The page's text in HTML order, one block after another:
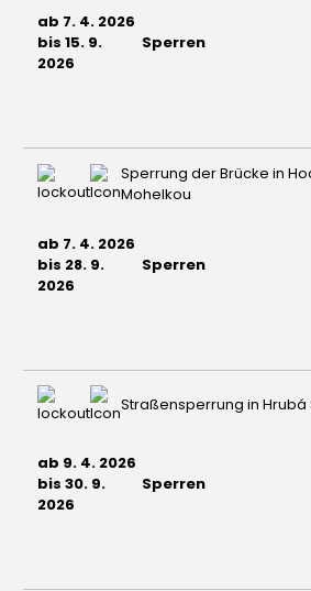
ab 7. 4. 2026
bis 15. 9.
2026
Sperren
Sperrung der Brücke in
Mohelkou
ab 7. 4. 2026
bis 28. 9.
2026
Sperren
Straßensperrung in Hrubá
ab 9. 4. 2026
bis 30. 9.
2026
Sperren